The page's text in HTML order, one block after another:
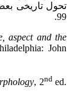
تحول تاریخی
99.
aspect and the
John
, 2nded.